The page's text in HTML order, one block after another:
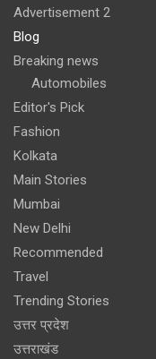
Advertisement 2
Blog
Breaking news
Automobiles
Editor's Pick
Fashion
Kolkata
Main Stories
Mumbai
New Delhi
Recommended
Travel
Trending Stories
उत्तर प्रदेश
उत्तराखंड